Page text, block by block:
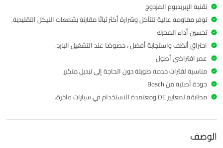
تقنية الإيريديوم المزدوج
توفر مقاومة عالية للتآكل وشرارة أكثر ثباتًا مقارنة بشمعات النيكل التقليدية.
تحسين أداء المحرك
احتراق أنظف واستجابة أفضل ، خصوصًا عند التشغيل البارد.
عمر افتراضي أطول
مناسبة لفترات خدمة طويلة دون الحاجة إلى تبديل متكرر.
جودة أصلية من Bosch
مطابقة لمعايير OE ومعتمدة للاستخدام في سيارات فاخرة.
الوصف